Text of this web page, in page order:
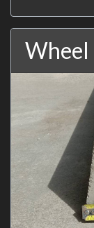
Wheel